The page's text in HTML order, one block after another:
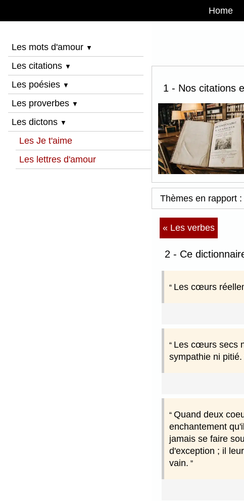
Home
Les mots d'amour ▼
Les citations ▼
Les poésies ▼
Les proverbes ▼
Les dictons ▼
Les Je t'aime
Les lettres d'amour
1 - Nos citations
Thèmes en rapport :
« Les verbes
2 - Ce
Les cœurs
Les cœurs secs
sympathie ni pitié.
Quand deux
enchantement
jamais se faire
d'exception ; il
vain.